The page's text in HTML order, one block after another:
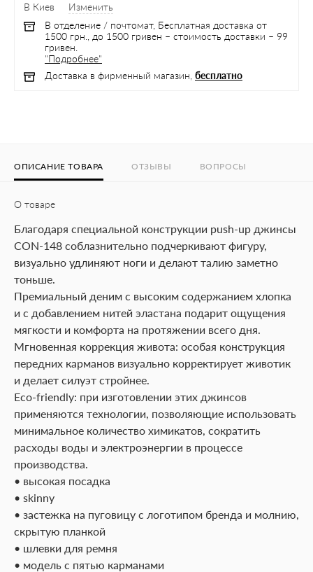
В Киев
Изменить
В отделение / почтомат, Бесплатная доставка от
1500 грн., до 1500 гривен – стоимость доставки – 99
гривен.
"Подробнее"
Доставка в фирменный магазин, бесплатно
ОПИСАНИЕ ТОВАРА ОТЗЫВЫ ВОПРОСЫ
О товаре
Благодаря специальной конструкции push-up джинсы
CON-148 соблазнительно подчеркивают фигуру,
визуально удлиняют ноги и делают талию заметно
тоньше.
Премиальный деним с высоким содержанием хлопка
и с добавлением нитей эластана подарит ощущения
мягкости и комфорта на протяжении всего дня.
Мгновенная коррекция живота: особая конструкция
передних карманов визуально корректирует животик
и делает силуэт стройнее.
Eco-friendly: при изготовлении этих джинсов
применяются технологии, позволяющие использовать
минимальное количество химикатов, сократить
расходы воды и электроэнергии в процессе
производства.
• высокая посадка
• skinny
• застежка на пуговицу с логотипом бренда и молнию,
скрытую планкой
• шлевки для ремня
• модель с пятью карманами